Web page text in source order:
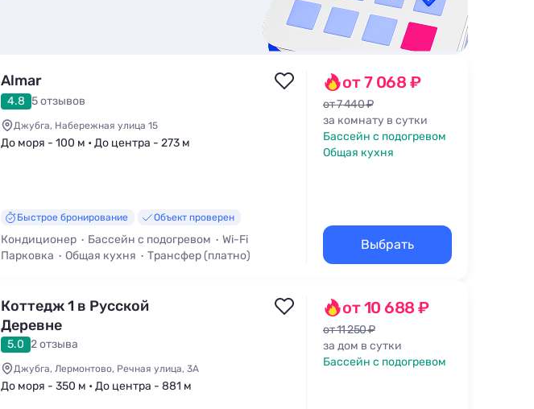
Almar
4.8 5 отзывов
Джубга, Набережная улица 15
До моря - 100 м • До центра - 273 м
Быстрое бронирование Объект проверен
Кондиционер Бассейн с подогревом
Wi-Fi
Парковка
Общая кухня
Трансфер (платно)
от 7 068 ₽
от 7 440 ₽
за комнату в сутки
Бассейн с подогревом
Общая кухня
Выбрать
Коттедж 1 в Русской
Деревне
5.0 2 отзыва
Джубга, Лермонтово, Речная улица, 3А
До моря - 350 м • До центра - 881 м
от 10 688 ₽
от 11 250 ₽
за дом в сутки
Бассейн с подогревом